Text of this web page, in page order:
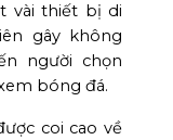
vài thiết bị di
gây không
người chọn
bóng đá.
coi cao về